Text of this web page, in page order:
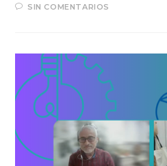
SIN COMENTARIOS